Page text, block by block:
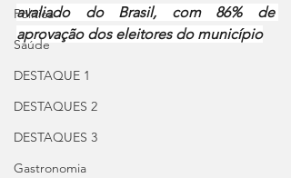
Política
Saúde
DESTAQUE 1
DESTAQUES 2
DESTAQUES 3
Gastronomia
avaliado do Brasil, com 86% de
aprovação dos eleitores do município